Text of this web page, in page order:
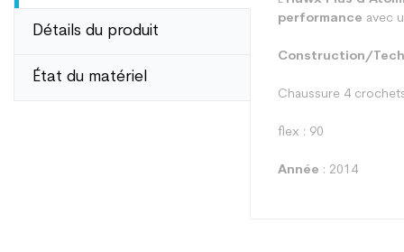
Détails du produit
État du matériel
performance avec
Construction/
Chaussure 4
flex : 90
Année : 2014